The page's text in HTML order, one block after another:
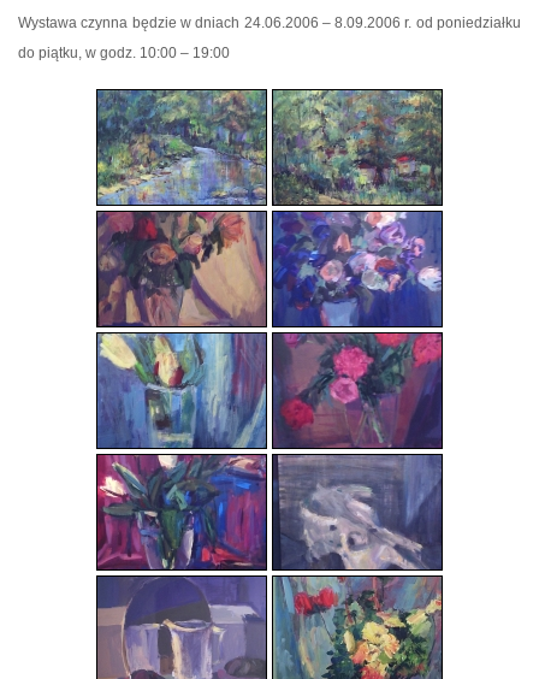
Wystawa czynna będzie w dniach 24.06.2006 – 8.09.2006 r. od poniedziałku
do piątku, w godz. 10:00 – 19:00